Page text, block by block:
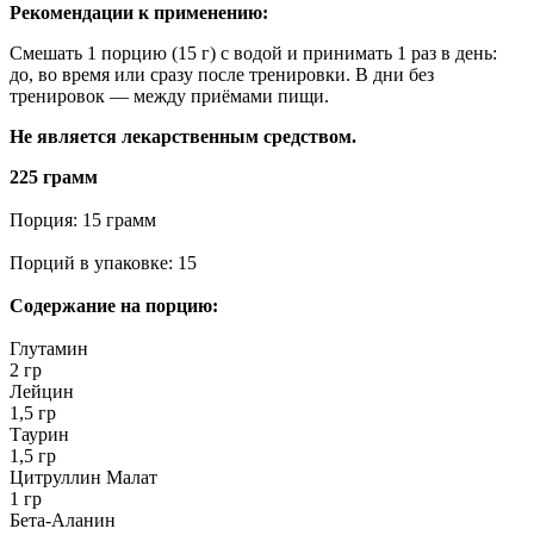
Рекомендации к применению:
Смешать 1 порцию (15 г) с водой и принимать 1 раз в день:
до, во время или сразу после тренировки. В дни без
тренировок — между приёмами пищи.
Не является лекарственным средством.
225 грамм
Порция: 15 грамм
Порций в упаковке: 15
Содержание на порцию:
Глутамин
2 гр
Лейцин
1,5 гр
Таурин
1,5 гр
Цитруллин Малат
1 гр
Бета-Аланин